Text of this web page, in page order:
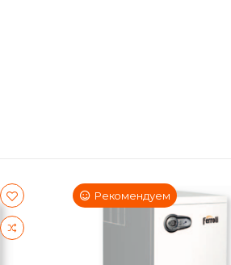
Рекомендуем